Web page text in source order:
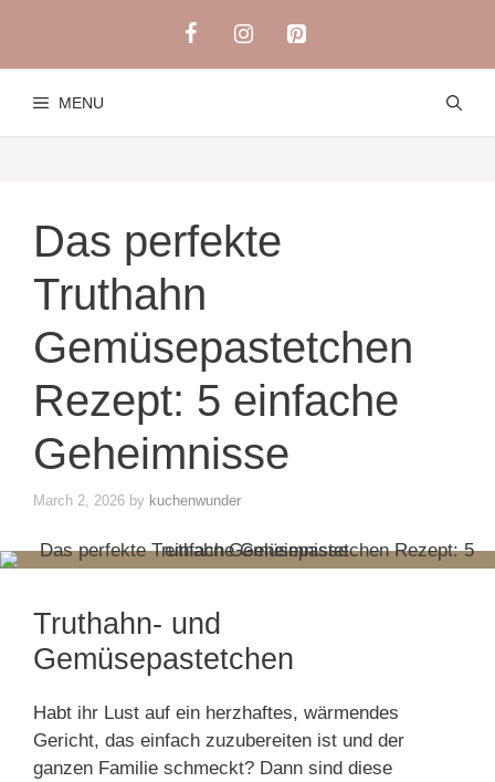
content
MENU
Das perfekte
Truthahn
Gemüsepastetchen
Rezept: 5 einfache
Geheimnisse
March 2, 2026 by kuchenwunder
Truthahn- und
Gemüsepastetchen
Habt ihr Lust auf ein herzhaftes, wärmendes
Gericht, das einfach zuzubereiten ist und der
ganzen Familie schmeckt? Dann sind diese